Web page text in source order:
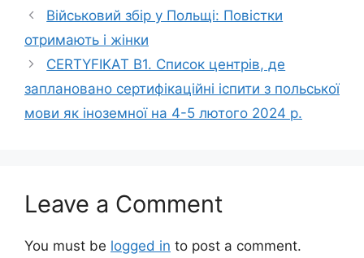
Військовий збір у Польщі: Повістки
отримають і жінки
CERTYFIKAT B1. Список центрів, де
заплановано сертифікаційні іспити з польської
мови як іноземної на 4-5 лютого 2024 р.
Leave a Comment
You must be logged in to post a comment.